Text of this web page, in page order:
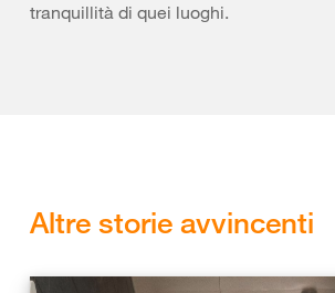
tranquillità di quei luoghi.
Altre storie avvincenti